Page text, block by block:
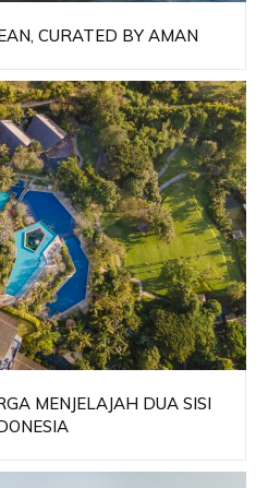
CURATED BY AMAN
MENJELAJAH DUA SISI